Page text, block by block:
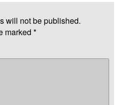
will not be published.
marked *